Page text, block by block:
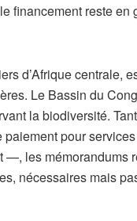
financement reste en
d’Afrique centrale,
Le Bassin du
la biodiversité.
pour
les mémorandums
nécessaires mais